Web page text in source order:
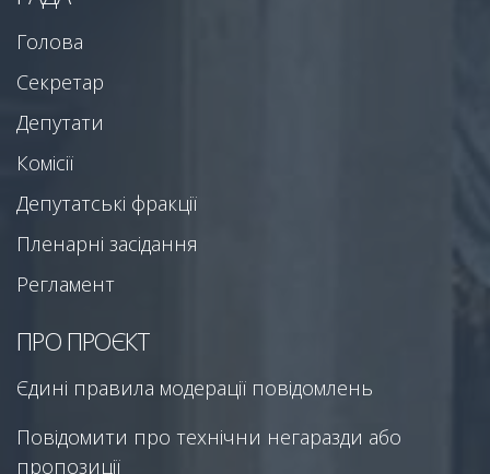
Голова
Секретар
Депутати
Комісії
Депутатські фракції
Пленарні засідання
Регламент
ПРО ПРОЄКТ
Єдині правила модерації повідомлень
Повідомити про технічни негаразди або
пропозиції